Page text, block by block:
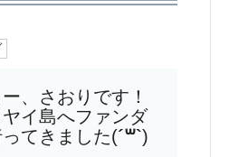
、さおりです！
イ島へファンダ
てきました(´꒳`)